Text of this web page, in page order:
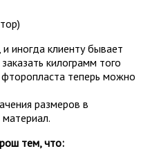
иногда клиенту бывает
килограмм того
фторопласта теперь можно
размеров в
тем, что: